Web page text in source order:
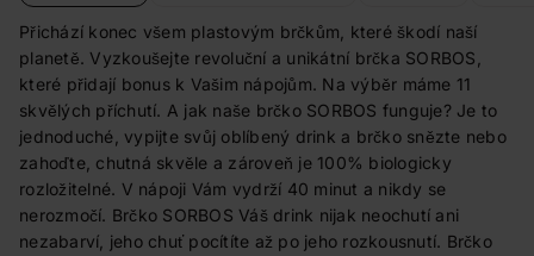
Přichází konec všem plastovým brčkům, které škodí naší
planetě. Vyzkoušejte revoluční a unikátní brčka SORBOS,
které přidají bonus k Vašim nápojům. Na výběr máme 11
skvělých příchutí. A jak naše brčko SORBOS funguje? Je to
jednoduché, vypijte svůj oblíbený drink a brčko snězte nebo
zahoďte, chutná skvěle a zároveň je 100% biologicky
rozložitelné. V nápoji Vám vydrží 40 minut a nikdy se
nerozmočí. Brčko SORBOS Váš drink nijak neochutí ani
nezabarví, jeho chuť pocítíte až po jeho rozkousnutí. Brčko